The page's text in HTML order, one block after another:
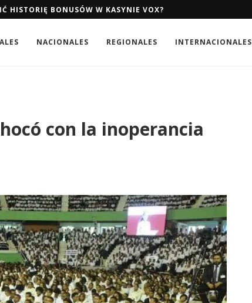
HISTORIĘ BONUSÓW W KASYNIE VOX?
NACIONALES REGIONALES INTERNACIONALES
con la inoperancia